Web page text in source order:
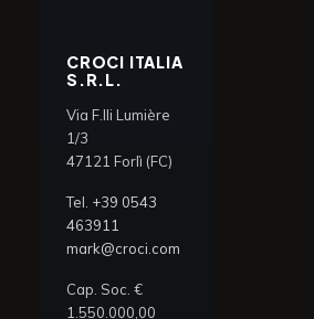
CROCI ITALIA
S.R.L.
Via F.lli Lumière
1/3
47121 Forlì (FC)
Tel. +39 0543
463911
mark@croci.com
Cap. Soc. €
1.550.000,00